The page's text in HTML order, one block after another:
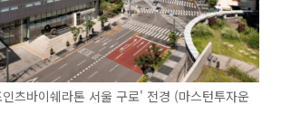
츠바이쉐라톤 서울 구로' 전경 (마스턴투자운